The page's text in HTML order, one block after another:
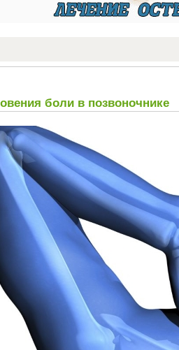
боли в позвоночнике